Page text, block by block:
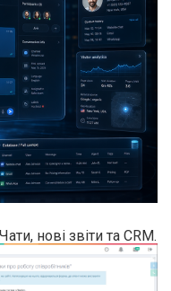
нові звіти та CRM.